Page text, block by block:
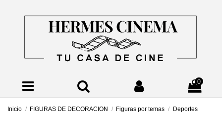
0
Inicio FIGURAS DE DECORACION Figuras por temas
Deportes